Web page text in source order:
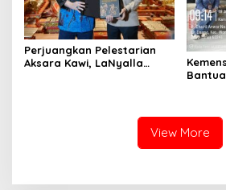
Perjuangkan Pelestarian
Aksara Kawi, LaNyalla
View More